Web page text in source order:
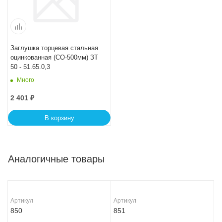
Заглушка торцевая стальная
оцинкованная (СО-500мм) ЗТ
50 - 51.65.0,3
Много
2 401 ₽
В корзину
Аналогичные товары
Артикул
850
Артикул
851